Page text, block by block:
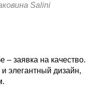
Salini
– заявка на качество.
элегантный дизайн,